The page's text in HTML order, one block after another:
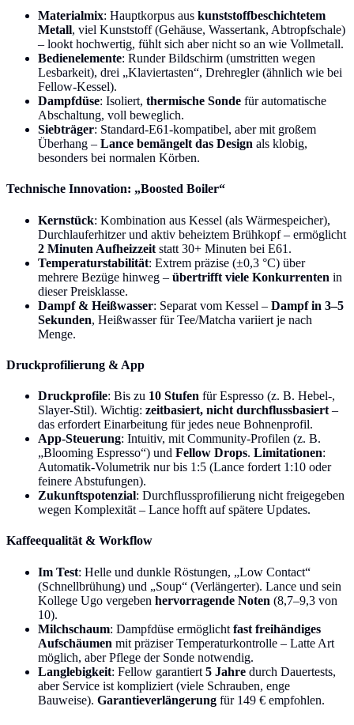
Materialmix: Hauptkorpus aus kunststoffbeschichtetem
Metall, viel Kunststoff (Gehäuse, Wassertank, Abtropfschale)
– lookt hochwertig, fühlt sich aber nicht so an wie Vollmetall.
Bedienelemente: Runder Bildschirm (umstritten wegen
Lesbarkeit), drei „Klaviertasten“, Drehregler (ähnlich wie bei
Fellow-Kessel).
Dampfdüse: Isoliert, thermische Sonde für automatische
Abschaltung, voll beweglich.
Siebträger: Standard-E61-kompatibel, aber mit großem
Überhang – Lance bemängelt das Design als klobig,
besonders bei normalen Körben.
Technische Innovation: „Boosted Boiler“
Kernstück: Kombination aus Kessel (als Wärmespeicher),
Durchlauferhitzer und aktiv beheiztem Brühkopf – ermöglicht
2 Minuten Aufheizzeit statt 30+ Minuten bei E61.
Temperaturstabilität: Extrem präzise (±0,3 °C) über
mehrere Bezüge hinweg – übertrifft viele Konkurrenten in
dieser Preisklasse.
Dampf & Heißwasser: Separat vom Kessel – Dampf in 3–5
Sekunden, Heißwasser für Tee/Matcha variiert je nach
Menge.
Druckprofilierung & App
Druckprofile: Bis zu 10 Stufen für Espresso (z. B. Hebel-,
Slayer-Stil). Wichtig: zeitbasiert, nicht durchflussbasiert –
das erfordert Einarbeitung für jedes neue Bohnenprofil.
App-Steuerung: Intuitiv, mit Community-Profilen (z. B.
„Blooming Espresso“) und Fellow Drops. Limitationen:
Automatik-Volumetrik nur bis 1:5 (Lance fordert 1:10 oder
feinere Abstufungen).
Zukunftspotenzial: Durchflussprofilierung nicht freigegeben
wegen Komplexität – Lance hofft auf spätere Updates.
Kaffeequalität & Workflow
Im Test: Helle und dunkle Röstungen, „Low Contact“
(Schnellbrühung) und „Soup“ (Verlängerter). Lance und sein
Kollege Ugo vergeben hervorragende Noten (8,7–9,3 von
10).
Milchschaum: Dampfdüse ermöglicht fast freihändiges
Aufschäumen mit präziser Temperaturkontrolle – Latte Art
möglich, aber Pflege der Sonde notwendig.
Langlebigkeit: Fellow garantiert 5 Jahre durch Dauertests,
aber Service ist kompliziert (viele Schrauben, enge
Bauweise). Garantieverlängerung für 149 € empfohlen.